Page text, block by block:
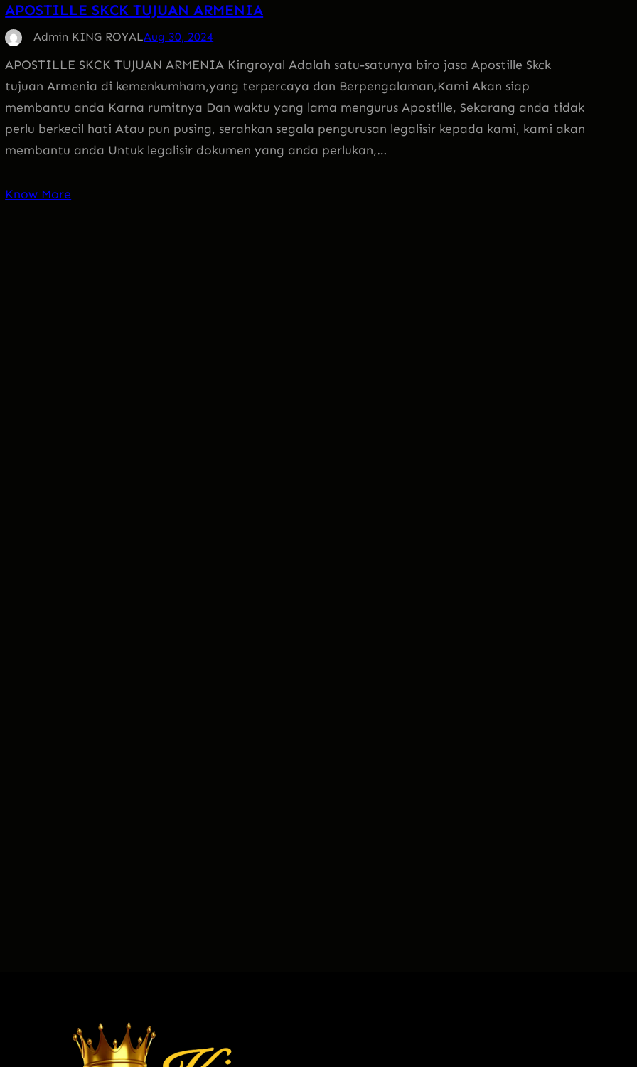
APOSTILLE SKCK TUJUAN ARMENIA
Admin KING ROYALAug 30, 2024
APOSTILLE SKCK TUJUAN ARMENIA Kingroyal Adalah satu-satunya biro jasa Apostille Skck
tujuan Armenia di kemenkumham,yang terpercaya dan Berpengalaman,Kami Akan siap
membantu anda Karna rumitnya Dan waktu yang lama mengurus Apostille, Sekarang anda tidak
perlu berkecil hati Atau pun pusing, serahkan segala pengurusan legalisir kepada kami, kami akan
membantu anda Untuk legalisir dokumen yang anda perlukan,…
Know More